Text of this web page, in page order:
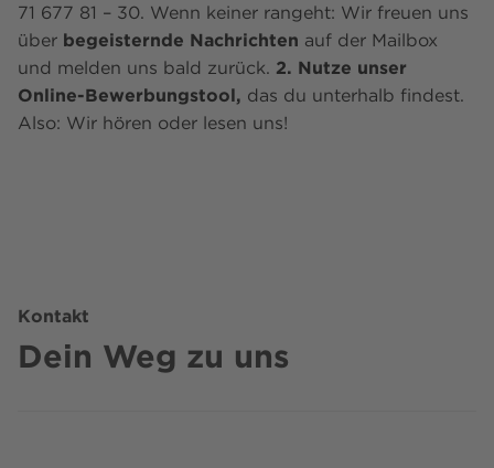
71 677 81 – 30. Wenn keiner rangeht: Wir freuen uns
über begeisternde Nachrichten auf der Mailbox
und melden uns bald zurück. 2. Nutze unser
Online-Bewerbungstool, das du unterhalb findest.
Also: Wir hören oder lesen uns!
Kontakt
Dein Weg zu uns